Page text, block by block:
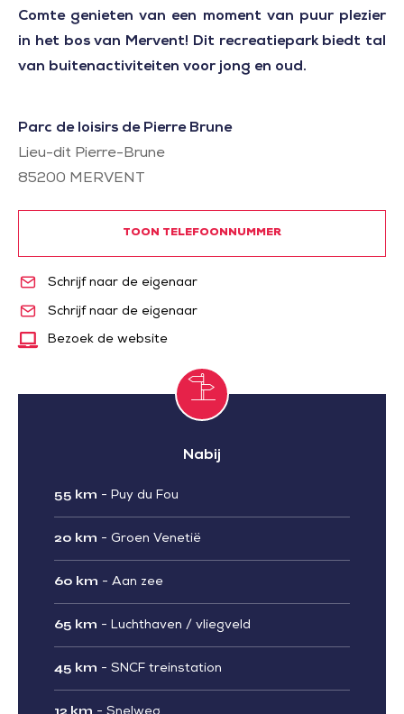
Comte genieten van een moment van puur plezier
in het bos van Mervent! Dit recreatiepark biedt tal
van buitenactiviteiten voor jong en oud.
Parc de loisirs de Pierre Brune
Lieu-dit Pierre-Brune
85200 MERVENT
TOON TELEFOONNUMMER
Schrijf naar de eigenaar
Schrijf naar de eigenaar
Bezoek de website
Nabij
55 km - Puy du Fou
20 km - Groen Venetië
60 km - Aan zee
65 km - Luchthaven / vliegveld
45 km - SNCF treinstation
12 km